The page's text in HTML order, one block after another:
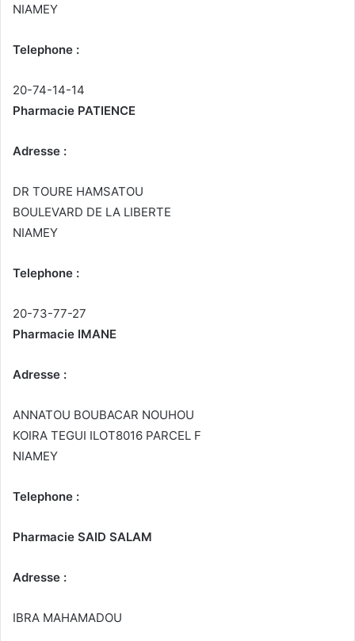
NIAMEY
Telephone :
20-74-14-14
Pharmacie PATIENCE
Adresse :
DR TOURE HAMSATOU
BOULEVARD DE LA LIBERTE
NIAMEY
Telephone :
20-73-77-27
Pharmacie IMANE
Adresse :
ANNATOU BOUBACAR NOUHOU
KOIRA TEGUI ILOT8016 PARCEL F
NIAMEY
Telephone :
Pharmacie SAID SALAM
Adresse :
IBRA MAHAMADOU